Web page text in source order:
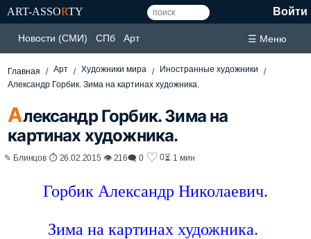
ART-ASSORTY Войти
Новости (СМИ) СПб Арт ☰ Меню
Главная Арт Художники мира
Иностранные художники
Александр Горбик. Зима на картинах художника.
Александр Горбик. Зима на
картинах художника.
✎ Блинцов ⏱ 26.02.2015 👁 216🗨 0 ♡ 0⏳ 1 мин
Горбик Александр Николаевич.
Зима на картинах художника.